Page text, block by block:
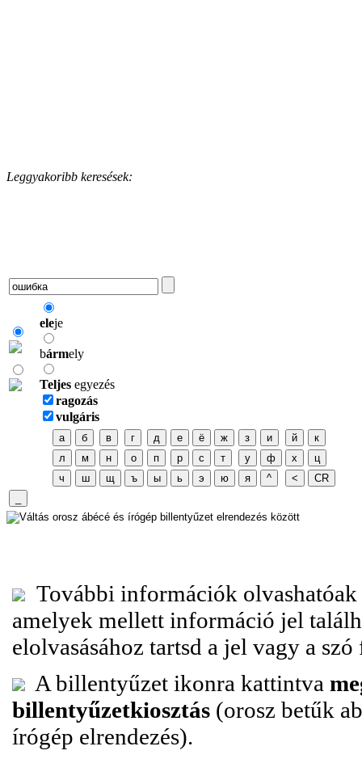
Leggyakoribb keresések:
eleje
bármely
Teljes egyezés
ragozás
vulgáris
További információk olvashatóak
amelyek mellett információ jel
elolvasásához tartsd a jel vagy a
A billentyűzet ikonra kattintva
billentyűzetkiosztás (orosz betűk
írógép elrendezés).